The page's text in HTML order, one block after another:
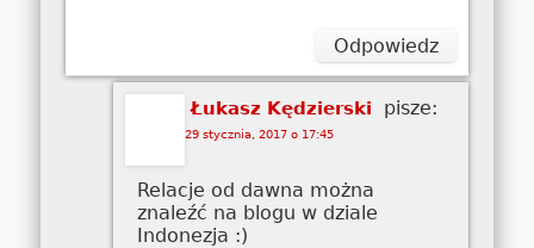
Odpowiedz
Łukasz Kędzierski pisze:
29 stycznia, 2017 o 17:45
Relacje od dawna można
znaleźć na blogu w dziale
Indonezja :)